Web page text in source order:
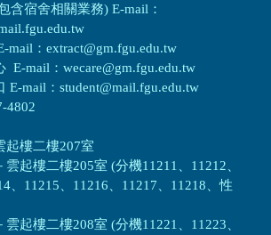
含宿舍相關業務) E-mail：
mail：extract@gm.fgu.edu.tw
E-mail：wecare@gm.fgu.edu.tw
E-mail：student@mail.fgu.edu.tw
4802
起樓二樓207室
雲起樓二樓205室 (分機11211、11212、
、11215、11216、11217、11218、性
雲起樓二樓208室 (分機11221、11223、